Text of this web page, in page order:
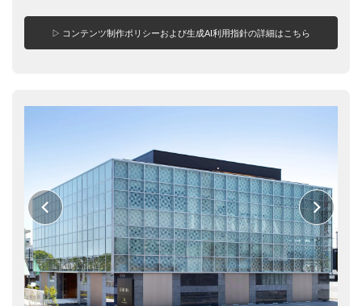
▷ コンテンツ制作ポリシーおよび生成AI利用指針の詳細はこちら